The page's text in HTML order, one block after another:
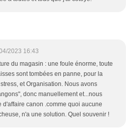
2023 16:43
du magasin : une foule énorme, toute
sont tombées en panne, pour la
et Organisation. Nous avons
donc manuellement et...nous
d'affaire canon .comme quoi aucune
n'a une solution. Quel souvenir !